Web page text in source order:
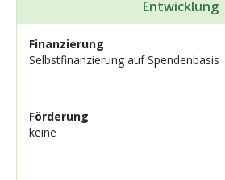
Entwicklung
Finanzierung
Selbstfinanzierung auf Spendenbasis
Förderung
keine